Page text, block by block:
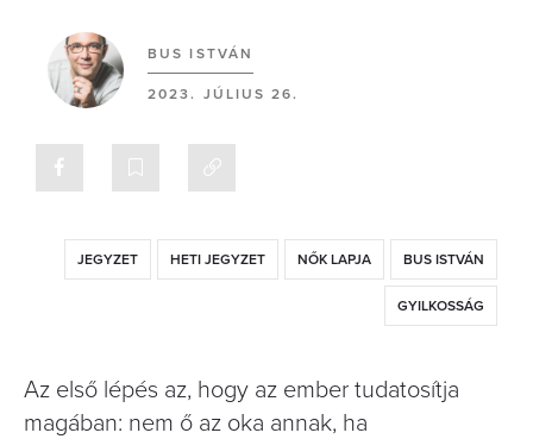
BUS ISTVÁN
2023. JÚLIUS 26.
JEGYZET HETI JEGYZET NŐK LAPJA BUS ISTVÁN
GYILKOSSÁG
Az első lépés az, hogy az ember tudatosítja
magában: nem ő az oka annak, ha